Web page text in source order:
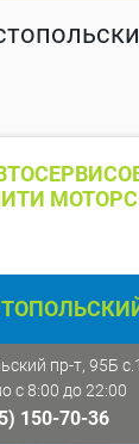
пр-т, 95Б с.1
с 8:00 до 22:00
150-70-36